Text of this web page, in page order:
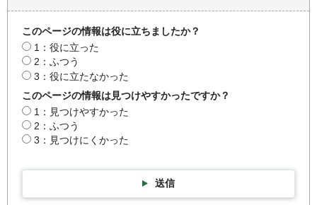
このページの情報は役に立ちましたか？
1：役に立った
2：ふつう
3：役に立たなかった
このページの情報は見つけやすかったですか？
1：見つけやすかった
2：ふつう
3：見つけにくかった
送信